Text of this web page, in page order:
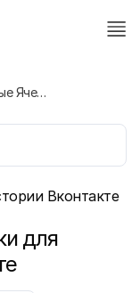
Доступные Ячейки для Записи Истории Вконтакте
для